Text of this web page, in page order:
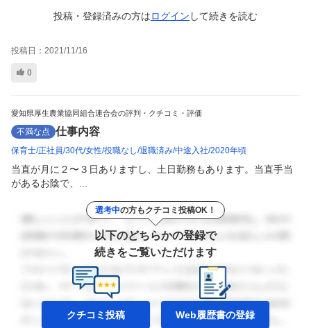
投稿・登録済みの方はログイン して続きを読む
投稿日： 2021/11/16
0
愛知県厚生農業協同組合連合会の評判・クチコミ・評価
不満な点 仕事内容
保育士 正社員 30代 女性 役職なし 退職済み 中途入社 2020年頃
当直が月に２〜３日ありますし、土日勤務もあります。当直手当
があるお陰で、...
選考中の方もクチコミ投稿OK！
以下のどちらかの登録で
続きをご覧いただけます
クチコミ投稿 Web履歴書の登録